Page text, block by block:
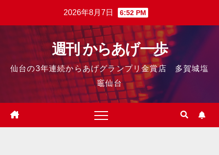
2026年8月7日 6:52 PM
週刊 からあげ一歩
仙台の3年連続からあげグランプリ金賞店 多賀城塩
竈仙台